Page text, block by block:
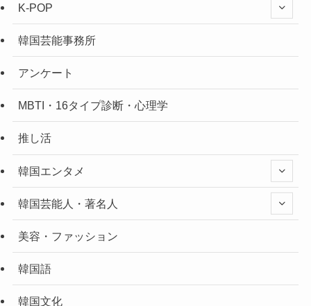
K-POP
韓国芸能事務所
アンケート
MBTI・16タイプ診断・心理学
推し活
韓国エンタメ
韓国芸能人・著名人
美容・ファッション
韓国語
韓国文化